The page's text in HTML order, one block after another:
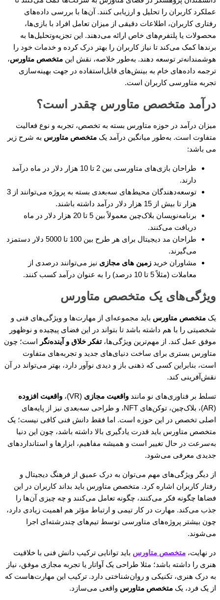
عملکرد کاربران را تحلیل و ارزیابی کنند. آن‌ها با بررسی داده‌های
رفتاری کاربران، اطلاعات دقیقی از میزان تعامل افراد با بازی‌ها،
محصولات یا پلتفرم‌های خاص ارائه می‌دهند. این تجزیه‌وتحلیل‌ها به
برندها کمک می‌کند تا نیاز کاربران را بهتر درک کرده و خدمات خود را
هوشمندانه‌تر توسعه دهند. به‌طور خلاصه، نقش این متخصص متاورس،
ترجمه داده‌های خام به بینش‌های قابل‌استفاده در جهت بهینه‌سازی
تجربه متاورسی کاربران است.
درآمد متخصص متاورس چقدر است؟
میزان درآمد در حوزه متاورس بسته به تخصص، تجربه و نوع فعالیت
متفاوت است. به‌طور میانگین درآمد یک متخصص متاورس به شرح زیر
می باشد:
طراحان بازی‌های متاورسی بین 2 تا 10 هزار دلار در ماه درآمد
دارند.
توسعه‌دهندگان محیط‌های سه‌بعدی بسته به پروژه می‌توانند از 3
هزار تا بیش از 15 هزار دلار درآمد داشته باشند.
برنامه‌نویسان بلاک‌چین معمولاً بین 5 تا 20 هزار دلار در ماه
دریافت می‌کنند.
طراحان مد دیجیتال برای هر طرح بین 100 تا 5000 دلار دستمزد
می‌گیرند.
مشاوران خرید زمین های مجازی نیز می‌توانند درصدی از
معاملات (مثلاً 5 تا 10 درصد) را به عنوان درآمد کسب کنند.
ویژگی‌های یک متخصص متاورس
یک متخصص متاورس باید مجموعه‌ای از مهارت‌ها و ویژگی‌های فنی و
شخصیتی را با هم داشته باشد تا بتواند در این فضای پیچیده و نوظهور
موفق عمل کند. از مهم‌ترین ویژگی‌ها،تفکر خلاق و آینده‌نگر است؛ چون
متاورس بستری برای ساخت دنیای‌های جدید و تجربه‌های متفاوت
است، بنابراین کسی که ذهنی باز و دیدی نوآور دارد، بهتر می‌تواند در آن
نقش‌آفرینی کند.
تسلط بر فناوری‌های نو مانند واقعیت مجازی (VR)،
واقعیت افزوده
(AR)، بلاک‌چین، توکن‌های NFT، و طراحی سه‌بعدی نیز از پایه‌های
اصلی تخصص در این حوزه است. اما فقط دانش فنی کافی نیست؛ یک
متخصص متاورس باید قدرت یادگیری بالا داشته باشد، چون این دنیا
به‌سرعت در حال تغییر است و همیشه مفاهیم، ابزارها و استانداردهای
جدیدی معرفی می‌شود.
از دیگر ویژگی‌های مهم می‌توان به درک عمیق از فرهنگ دیجیتال و
رفتار کاربران اشاره کرد. متخصص متاورس باید بداند کاربران در این
فضاها چگونه فکر می‌کنند، چگونه تعامل می‌کنند و چه چیزی آن‌ها را
جذب می‌کند. مهارت در کار تیمی و ارتباط مؤثر هم اهمیت زیادی دارد،
چون بیشتر پروژه‌های متاورسی توسط تیم‌های چندرشته‌ای اجرا
می‌شوند.
در نهایت، متخصص متاورس باید توانایی ترکیب دانش فنی با خلاقیت
هنری را داشته باشد؛ مثلا طراحی یک آواتار یا تجربه مجازی موفق، نیاز
به درک هنری، تکنیکی و روان‌شناختی دارد. ترکیب این مهارت‌هاست که
از یک فرد، یک متخصص متاورس واقعی می‌سازد.